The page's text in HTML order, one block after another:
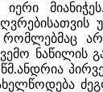
იერი
რომლებმაც
წმ.ანდრია